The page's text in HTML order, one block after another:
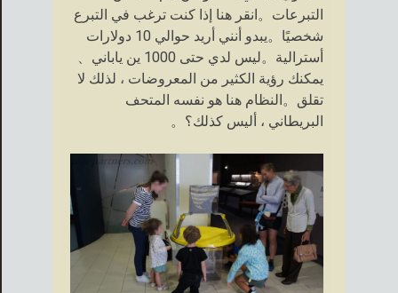
التبرعات。انقر هنا إذا كنت ترغب في التبرع
شخصيًا。يبدو أنني أريد حوالي 10 دولارات
أسترالية。ليس لدي حتى 1000 ين ياباني、
يمكنك رؤية الكثير من المعروضات ، لذلك لا
تقلق。النظام هنا هو نفسه المتحف
البريطاني ، أليس كذلك؟。